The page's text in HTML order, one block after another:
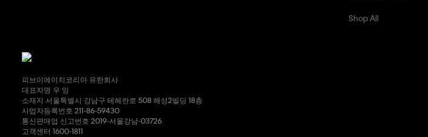
Shop All
피브이에이치코리아 유한회사
대표자명 우 잉
소재지 서울특별시 강남구 테헤란로 508 해성2빌딩 18층
사업자등록번호 211-86-59430
통신판매업 신고번호 2019-서울강남-03726
고객센터 1600-1811